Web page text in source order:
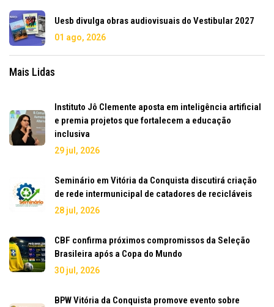
Uesb divulga obras audiovisuais do Vestibular 2027
01 ago, 2026
Mais Lidas
Instituto Jô Clemente aposta em inteligência artificial
e premia projetos que fortalecem a educação
inclusiva
29 jul, 2026
Seminário em Vitória da Conquista discutirá criação
de rede intermunicipal de catadores de recicláveis
28 jul, 2026
CBF confirma próximos compromissos da Seleção
Brasileira após a Copa do Mundo
30 jul, 2026
BPW Vitória da Conquista promove evento sobre